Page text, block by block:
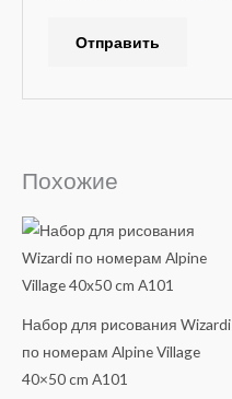
n
a
t
v
e
:
Похожие
Набор для рисования Wizardi
по номерам Alpine Village
40×50 cm A101